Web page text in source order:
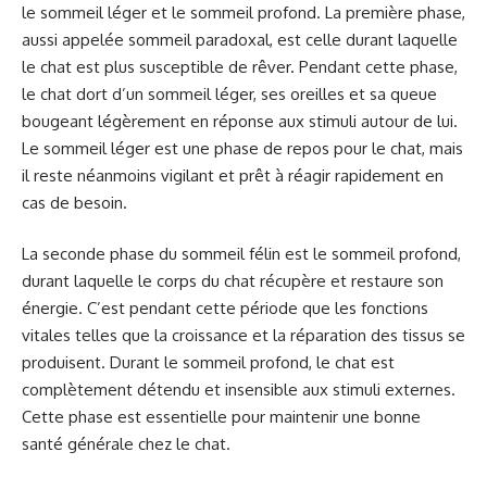
le sommeil léger et le sommeil profond. La première phase,
aussi appelée sommeil paradoxal, est celle durant laquelle
le chat est plus susceptible de rêver. Pendant cette phase,
le chat dort d’un sommeil léger, ses oreilles et sa queue
bougeant légèrement en réponse aux stimuli autour de lui.
Le sommeil léger est une phase de repos pour le chat, mais
il reste néanmoins vigilant et prêt à réagir rapidement en
cas de besoin.
La seconde phase du sommeil félin est le sommeil profond,
durant laquelle le corps du chat récupère et restaure son
énergie. C’est pendant cette période que les fonctions
vitales telles que la croissance et la réparation des tissus se
produisent. Durant le sommeil profond, le chat est
complètement détendu et insensible aux stimuli externes.
Cette phase est essentielle pour maintenir une bonne
santé générale chez le chat.